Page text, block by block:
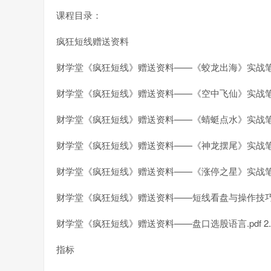
课程目录：
疯狂短线赠送资料
财学堂《疯狂短线》赠送资料——《蛟龙出海》实战
财学堂《疯狂短线》赠送资料——《空中飞仙》实战
财学堂《疯狂短线》赠送资料——《蜻蜓点水》实战
财学堂《疯狂短线》赠送资料——《神龙摆尾》实战
财学堂《疯狂短线》赠送资料——《涨停之星》实战
财学堂《疯狂短线》赠送资料——短线看盘与操作技
财学堂《疯狂短线》赠送资料——盘口选股语言.pdf
指标